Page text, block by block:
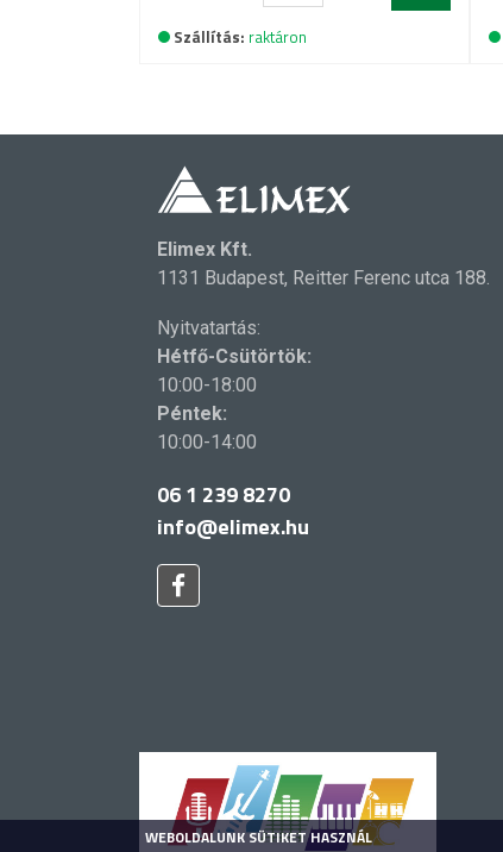
Szállítás: raktáron
Elimex Kft.
1131 Budapest, Reitter Ferenc utca 188.
Nyitvatartás:
Hétfő-Csütörtök:
10:00-18:00
Péntek:
10:00-14:00
06 1 239 8270
info@elimex.hu
WEBOLDALUNK SÜTIKET HASZNÁL